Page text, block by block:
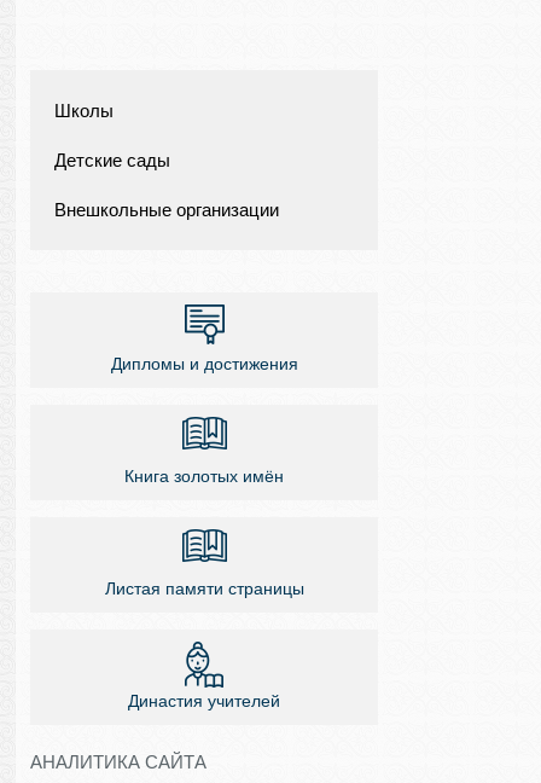
Школы
Детские сады
Внешкольные организации
Дипломы и достижения
Книга золотых имён
Листая памяти страницы
Династия учителей
АНАЛИТИКА САЙТА